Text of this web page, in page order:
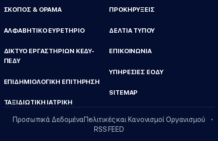
ΣΚΟΠΟΣ & ΟΡΑΜΑ
ΑΛΦΑΒΗΤΙΚΟ ΕΥΡΕΤΗΡΙΟ
ΔΙΚΤΥΟ ΕΡΓΑΣΤΗΡΙΩΝ ΚΕΔΥ-
ΠΕΔΥ
ΕΠΙΔΗΜΙΟΛΟΓΙΚΗ ΕΠΙΤΗΡΗΣΗ
ΤΑΞΙΔΙΩΤΙΚΗ ΙΑΤΡΙΚΗ
ΠΡΟΚΗΡΥΞΕΙΣ
ΔΕΛΤΙΑ ΤΥΠΟΥ
ΕΠΙΚΟΙΝΩΝΙΑ
ΥΠΗΡΕΣΙΕΣ ΕΟΔΥ
SITEMAP
Προσωπικά ΔεδομέναΠολιτικές και Κανονισμοί Οργανισμού
RSS FEED